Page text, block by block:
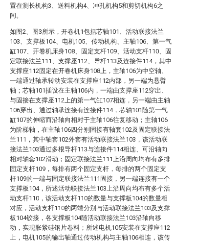
置在测长机构3、送料机构4、冲孔机构5和剪切机构6之
间。
如图2、图3所示，开卷机1包括芯轴101、活动联接法兰
103、支撑板104、电机105、传动机构、主轴106、第一气
缸107、开卷机床身108、固定支杆109、活动支杆110、固
定联接法兰111、支撑座112、导杆113及连接件114，其中
支撑座112固定在开卷机床身108上，主轴106为中空轴、
一端通过轴承转动安装在支撑座112内部，另一端为悬臂
轴；芯轴101插设在主轴106内，一端由支撑座112穿出、
与固接在支撑座112上的第一气缸107相连，另一端由主轴
106穿出、通过轴承连接有连接件114，芯轴101随第一气
缸107的伸缩而沿轴向相对于主轴106往复移动；主轴106
为阶梯轴，在主轴106四分别固接有轴套102及固定联接法
兰111，其中轴套102外套有活动联接法兰103，该活动联
接法兰103通过多根导杆113与连接件114相连、可沿轴向
相对轴套102滑动；固定联接法兰111上沿周向均布有多排
固定支杆109，每排有两个固定支杆，每排的两个固定支
杆109的一端与固定联接法兰111固接，另一端连接有一个
支撑板104，所述活动联接法兰103上沿周向均布有多个活
动支杆110，该活动支杆110的数量与支撑板104的数量相
对应，活动支杆110的两端分别与活动联接法兰103及支撑
板104铰接，各支撑板104随活动联接法兰103沿轴向移
动，实现胀紧硅钢片卷料；所述电机105安装在支撑座112
上，电机105的输出轴通过传动机构与主轴106相连，该传